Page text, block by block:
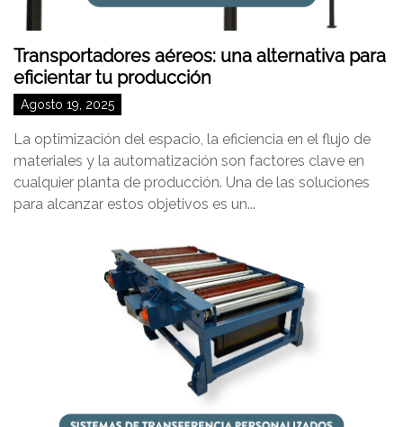
Transportadores aéreos: una alternativa para
eficientar tu producción
Agosto 19, 2025
La optimización del espacio, la eficiencia en el flujo de
materiales y la automatización son factores clave en
cualquier planta de producción. Una de las soluciones
para alcanzar estos objetivos es un...